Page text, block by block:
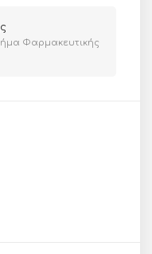
Φαρμακευτικής